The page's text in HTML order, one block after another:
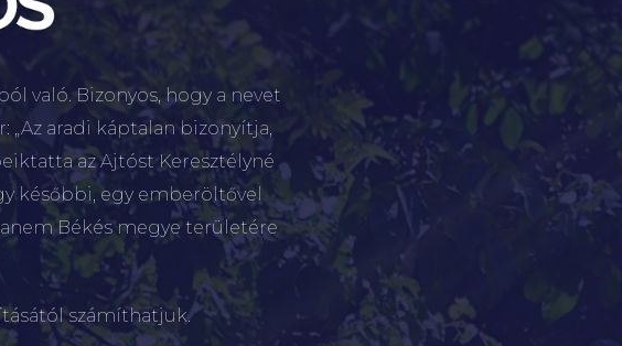
való. Bizonyos, hogy a nevet
„Az aradi káptalan bizonyítja,
az Ajtóst Keresztélyné
későbbi, egy emberöltővel
Békés megye területére
számíthatjuk.